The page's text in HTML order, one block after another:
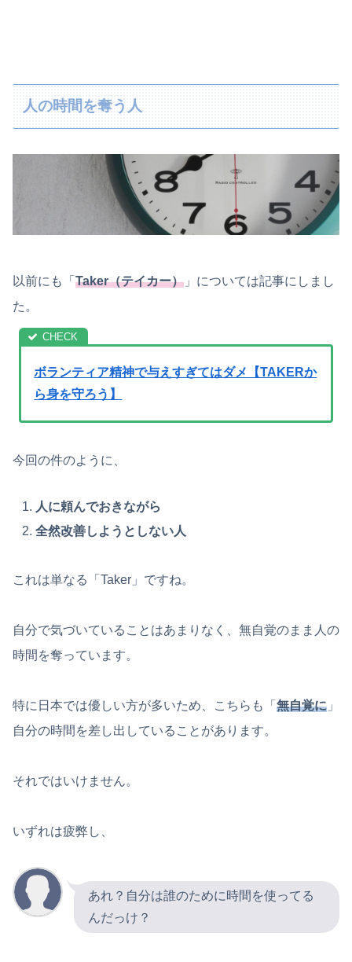
人の時間を奪う人
以前にも「 Taker（テイカー） 」については記事にしまし
た。
ボランティア精神で与えすぎてはダメ【TAKERか
ら身を守ろう】
今回の件のように、
人に頼んでおきながら
全然改善しようとしない人
これは単なる「Taker」ですね。
自分で気づいていることはあまりなく、無自覚のまま人の
時間を奪っています。
特に日本では優しい方が多いため、こちらも「 無自覚に 」
自分の時間を差し出していることがあります。
それではいけません。
いずれは疲弊し、
あれ？自分は誰のために時間を使ってる
んだっけ？